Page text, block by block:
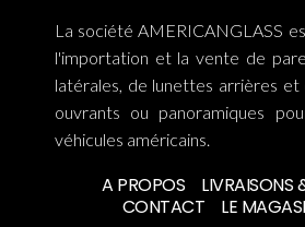
La société AMERICANGLASS
l'importation et la vente de
latérales, de lunettes arrières
ouvrants ou panoramiques
véhicules américains.
A PROPOS
LIVRAISONS
CONTACT
LE